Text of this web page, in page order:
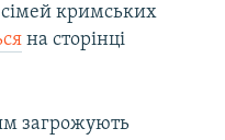
кримських
на сторінці
загрожують